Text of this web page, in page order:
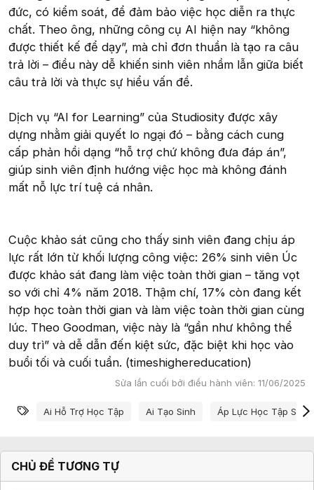
đức, có kiểm soát, để đảm bảo việc học diễn ra thực
chất. Theo ông, những công cụ AI hiện nay “không
được thiết kế để dạy”, mà chỉ đơn thuần là tạo ra câu
trả lời – điều này dễ khiến sinh viên nhầm lẫn giữa biết
câu trả lời và thực sự hiểu vấn đề.
Dịch vụ “AI for Learning” của Studiosity được xây
dựng nhằm giải quyết lo ngại đó – bằng cách cung
cấp phản hồi dạng “hỗ trợ chứ không đưa đáp án”,
giúp sinh viên định hướng việc học mà không đánh
mất nỗ lực trí tuệ cá nhân.
Cuộc khảo sát cũng cho thấy sinh viên đang chịu áp
lực rất lớn từ khối lượng công việc: 26% sinh viên Úc
được khảo sát đang làm việc toàn thời gian – tăng vọt
so với chỉ 4% năm 2018. Thậm chí, 17% còn đang kết
hợp học toàn thời gian và làm việc toàn thời gian cùng
lúc. Theo Goodman, việc này là “gần như không thể
duy trì” và dễ dẫn đến kiệt sức, đặc biệt khi học vào
buổi tối và cuối tuần. (timeshighereducation)
Sửa lần cuối bởi điều hành viên: 11/06/2025
Từ khóa
Ai Hỗ Trợ Học Tập Ai Tạo Sinh Áp Lực Học Tập Sinh
CHỦ ĐỀ TƯƠNG TỰ